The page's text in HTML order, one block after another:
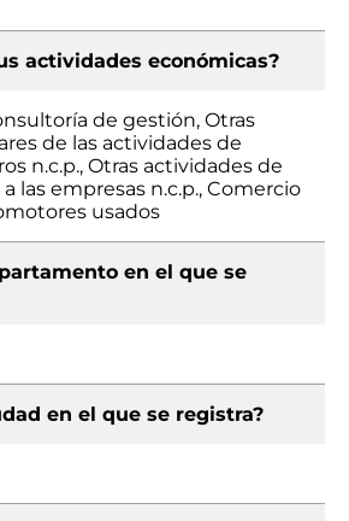
actividades económicas?
de gestión, Otras
de las actividades de
n.c.p., Otras actividades de
las empresas n.c.p., Comercio
usados
en el que se
en el que se registra?